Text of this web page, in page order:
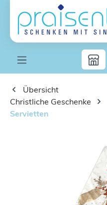
Zum Hauptinhalt springen
Übersicht
Christliche Geschenke
Servietten